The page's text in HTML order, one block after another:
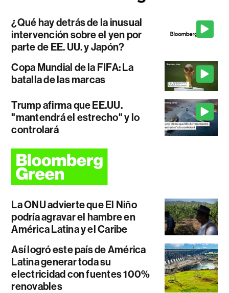
¿Qué hay detrás de la inusual
intervención sobre el yen por
parte de EE. UU. y Japón?
Copa Mundial de la FIFA: La
batalla de las marcas
Trump afirma que EE.UU.
"mantendrá el estrecho" y lo
controlará
La ONU advierte que El Niño
podría agravar el hambre en
América Latina y el Caribe
Así logró este país de América
Latina generar toda su
electricidad con fuentes 100%
renovables